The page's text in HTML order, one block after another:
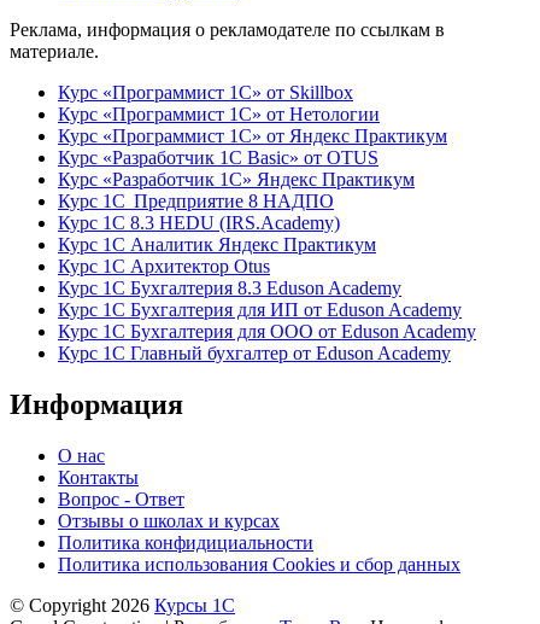
Реклама, информация о рекламодателе по ссылкам в
материале.
Курс «Программист 1С» от Skillbox
Курс «Программист 1С» от Нетологии
Курс «Программист 1С» от Яндекс Практикум
Курс «Разработчик 1С Basic» от OTUS
Курс «Разработчик 1С» Яндекс Практикум
Курс 1С Предприятие 8 НАДПО
Курс 1С 8.3 HEDU (IRS.Academy)
Курс 1С Аналитик Яндекс Практикум
Курс 1С Архитектор Otus
Курс 1С Бухгалтерия 8.3 Eduson Academy
Курс 1С Бухгалтерия для ИП от Eduson Academy
Курс 1С Бухгалтерия для ООО от Eduson Academy
Курс 1С Главный бухгалтер от Eduson Academy
Информация
О нас
Контакты
Вопрос - Ответ
Отзывы о школах и курсах
Политика конфидициальности
Политика использования Cookies и сбор данных
© Copyright 2026 Курсы 1С